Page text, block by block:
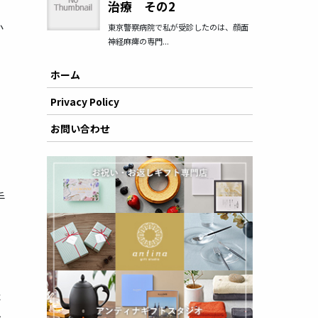
ホーム
Privacy Policy
お問い合わせ